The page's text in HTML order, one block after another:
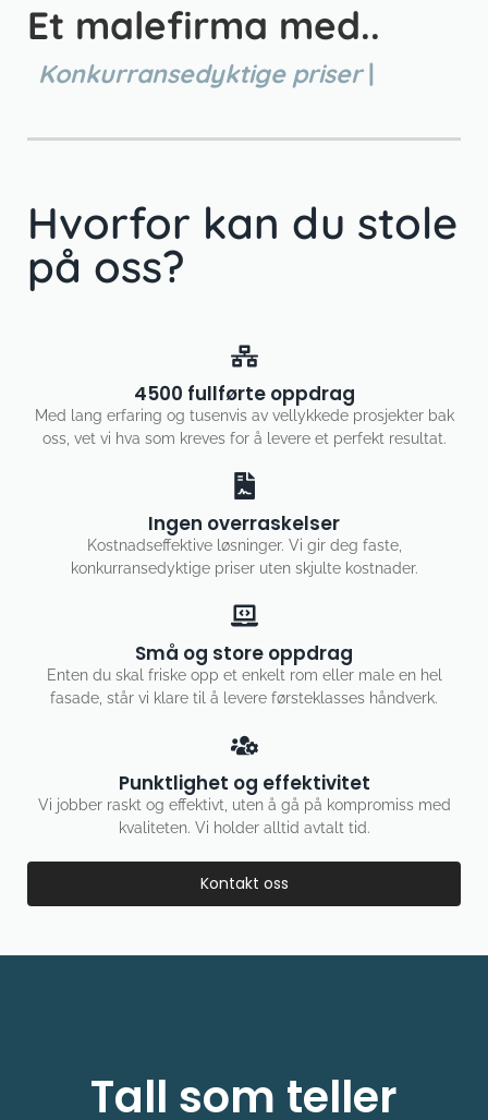
Et malefirma med..
Konkurransedyktige priser |
Hvorfor kan du stole
på oss?
4500 fullførte oppdrag
Med lang erfaring og tusenvis av vellykkede prosjekter bak
oss, vet vi hva som kreves for å levere et perfekt resultat.
Ingen overraskelser
Kostnadseffektive løsninger. Vi gir deg faste,
konkurransedyktige priser uten skjulte kostnader.
Små og store oppdrag
Enten du skal friske opp et enkelt rom eller male en hel
fasade, står vi klare til å levere førsteklasses håndverk.
Punktlighet og effektivitet
Vi jobber raskt og effektivt, uten å gå på kompromiss med
kvaliteten. Vi holder alltid avtalt tid.
Kontakt oss
Tall som teller